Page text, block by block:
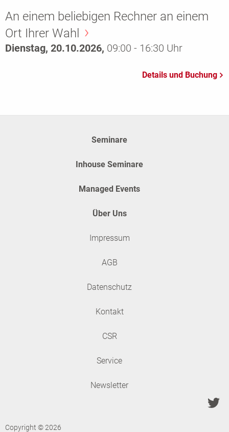
An einem beliebigen Rechner an einem
Ort Ihrer Wahl
Dienstag, 20.10.2026, 09:00 - 16:30 Uhr
Seminare
Inhouse Seminare
Managed Events
Über Uns
Impressum
AGB
Datenschutz
Kontakt
CSR
Service
Newsletter
Copyright © 2026